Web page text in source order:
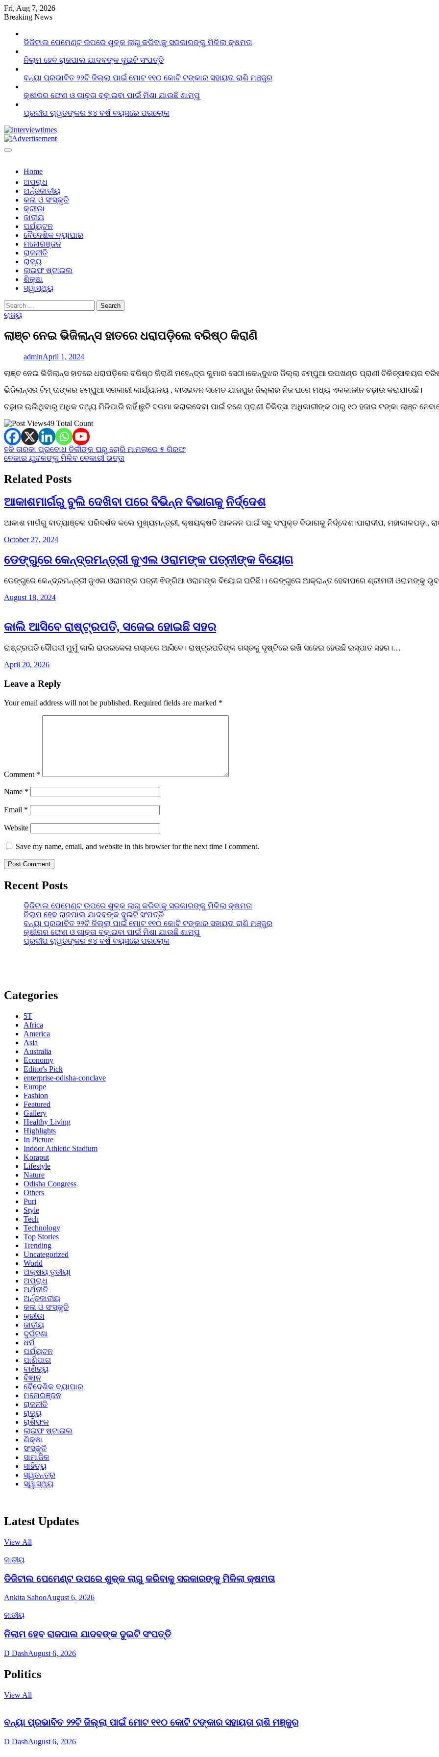
Skip
to
Fri, Aug 7, 2026
Breaking News
ଡିଜିଟାଲ ପେମେଣ୍ଟ ଉପରେ ଶୁଳ୍କ ଲାଗୁ କରିବାକୁ ସରକାରଙ୍କୁ ମିଳିଲା କ୍ଷମତା
ନିଲାମ ହେବ ରାଜପାଲ ଯାଦବଙ୍କ ଦୁଇଟି ସଂପତ୍ତି
ବନ୍ୟା ପ୍ରଭାବିତ ୨୨ଟି ଜିଲ୍ଲା ପାଇଁ ମୋଟ ୧୧୦ କୋଟି ଟଙ୍କାର ସହାୟତା ରାଶି ମଞ୍ଜୁର
କ୍ଷୀରର ଫେଣ ଓ ଗାଢ଼ତା ବଢ଼ାଇବା ପାଇଁ ମିଶା ଯାଉଛି ଶାମ୍ପୁ
ପ୍ରଦୀପ ରାୱତଙ୍କର ୭୪ ବର୍ଷ ବୟସରେ ପରଲୋକ
Home
ଅପରାଧ
ଅର୍ନ୍ତଜାତୀୟ
କଳା ଓ ସଂସ୍କୃତି
କ୍ରୀଡା
ଜାତୀୟ
ପର୍ଯ୍ୟଟନ
ବୈଦେଶିକ ବ୍ୟାପାର
ମନୋରଞ୍ଜନ
ରାଜନୀତି
ରାଜ୍ୟ
ଲାଇଫ ଷ୍ଟାଇଲ
ଶିକ୍ଷା
ସ୍ୱାସ୍ଥ୍ୟ
Search
for:
ରାଜ୍ୟ
ଲାଞ୍ଚ ନେଇ ଭିଜିଲାନ୍ସ ହାତରେ ଧରାପଡ଼ିଲେ ବରିଷ୍ଠ କିରାଣି
adminApril 1, 2024
ଲାଞ୍ଚ ନେଇ ଭିଜିଲାନ୍ସ ହାତରେ ଧରାପଡ଼ିଲେ ବରିଷ୍ଠ କିରାଣି ମହେନ୍ଦ୍ର କୁମାର ସେଠୀ।କେନ୍ଦୁଝର ଜିଲ୍ଲା ଚମ୍ପୁଆ ଉପଖଣ୍ଡ ପ୍ରାଣୀ ଚିକିତ୍ସାଳୟର
ଭିଜିଲାନ୍ସର ଟିମ୍ ତାଙ୍କର ଚମ୍ପୁଆ ସରକାରୀ କାର୍ଯ୍ୟାଳୟ , ବାସଭବନ ସମେତ ଯାଜପୁର ଜିଲ୍ଲାର ନିଜ ଘରେ ମଧ୍ୟ ଏକକାଳୀନ ଚଢ଼ାଉ କରାଯାଉଛି।
ଚଢ଼ାଉ ଚାଲିଥିବାରୁ ଅଧିକ ତଥ୍ୟ ମିଳିପାରି ନାହିଁ।ଛୁଟି ଦରମା କରାଇଦେବା ପାଇଁ ଜଣେ ପ୍ରାଣୀ ଚିକିତ୍ସା ଅଧିକାରୀଙ୍କ ଠାରୁ ୧୦ ହଜାର ଟଙ୍କା ଲାଞ୍ଚ
49 Total Count
Post
navigation
ହକି ତାରକା ପ୍ରବୋଧ ତିର୍କୀଙ୍କ ଘରୁ ଚୋରି ମାମଲାରେ ୫ ଗିରଫ
ବେକାର ଯୁବକଙ୍କୁ ମିଳିବ ବେକାରୀ ଭତ୍ତା
Related Posts
ଆକାଶମାର୍ଗରୁ ବୁଲି ଦେଖିବା ପରେ ବିଭିନ୍ନ ବିଭାଗକୁ ନିର୍ଦ୍ଦେଶ
ଆକାଶ ମାର୍ଗରୁ ବାତ୍ୟାଞ୍ଚଳ ପରିଦର୍ଶନ କଲେ ମୁଖ୍ୟମନ୍ତ୍ରୀ, କ୍ଷୟକ୍ଷତି ଆକଳନ ପାଇଁ ସବୁ ସଂପୃକ୍ତ ବିଭାଗକୁ ନିର୍ଦ୍ଦେଶ।ପାରାଦୀପ, ମହାକାଳପଡ଼ା,
October 27, 2024
ଡେଙ୍ଗୁରେ କେନ୍ଦ୍ରମନ୍ତ୍ରୀ ଜୁଏଲ ଓରାମଙ୍କ ପତ୍ନୀଙ୍କ ବିୟୋଗ
ଡେଙ୍ଗୁରେ କେନ୍ଦ୍ରମନ୍ତ୍ରୀ ଜୁଏଲ ଓରାମଙ୍କ ପତ୍ନୀ ଝିଙ୍ଗିଆ ଓରାମଙ୍କ ବିୟୋଗ ଘଟିଛି।। ଡେଙ୍ଗୁରେ ଆକ୍ରାନ୍ତ ହେବାପରେ ଶ୍ରୀମତୀ ଓରାମଙ୍କୁ
August 18, 2024
କାଲି ଆସିବେ ରାଷ୍ଟ୍ରପତି, ସଜେଇ ହୋଇଛି ସହର
ରାଷ୍ଟ୍ରପତି ଦୌପଦୀ ମୁର୍ମୁ କାଲି ରାଉରକେଲା ଗସ୍ତରେ ଆସିବେ। ରାଷ୍ଟ୍ରପତିଙ୍କ ଗସ୍ତକୁ ଦୃଷ୍ଟିରେ ରଖି ସଜେଇ ହେଉଛି ଇସ୍ପାତ ସହର।…
April 20, 2026
Leave a Reply
Your email address will not be published. Required fields are marked *
Comment *
Name *
Email *
Website
Save my name, email, and website in this browser for the next time I comment.
Recent Posts
ଡିଜିଟାଲ ପେମେଣ୍ଟ ଉପରେ ଶୁଳ୍କ ଲାଗୁ କରିବାକୁ ସରକାରଙ୍କୁ ମିଳିଲା କ୍ଷମତା
ନିଲାମ ହେବ ରାଜପାଲ ଯାଦବଙ୍କ ଦୁଇଟି ସଂପତ୍ତି
ବନ୍ୟା ପ୍ରଭାବିତ ୨୨ଟି ଜିଲ୍ଲା ପାଇଁ ମୋଟ ୧୧୦ କୋଟି ଟଙ୍କାର ସହାୟତା ରାଶି ମଞ୍ଜୁର
କ୍ଷୀରର ଫେଣ ଓ ଗାଢ଼ତା ବଢ଼ାଇବା ପାଇଁ ମିଶା ଯାଉଛି ଶାମ୍ପୁ
ପ୍ରଦୀପ ରାୱତଙ୍କର ୭୪ ବର୍ଷ ବୟସରେ ପରଲୋକ
Categories
5T
Africa
America
Asia
Australia
Economy
Editor's Pick
enterprise-odisha-conclave
Europe
Fashion
Featured
Gallery
Healthy Living
Highlights
In Picture
Indoor Athletic Stadium
Koraput
Lifestyle
Nature
Odisha Congress
Others
Puri
Style
Tech
Technology
Top Stories
Trending
Uncategorized
World
ଅକ୍ଷୟ ତୃତୀୟା
ଅପରାଧ
ଅର୍ଥନୀତି
ଅର୍ନ୍ତଜାତୀୟ
କଳା ଓ ସଂସ୍କୃତି
କ୍ରୀଡା
ଜାତୀୟ
ଦୁର୍ଘଟଣା
ଧର୍ମ
ପର୍ଯ୍ୟଟନ
ପାଣିପାଗ
ବାଣିଜ୍ୟ
ବିଜ୍ଞାନ
ବୈଦେଶିକ ବ୍ୟାପାର
ମନୋରଞ୍ଜନ
ରାଜନୀତି
ରାଜ୍ୟ
ରାଶିଫଳ
ଲାଇଫ ଷ୍ଟାଇଲ
ଶିକ୍ଷା
ସଂସ୍କୃତି
ସାମାଜିକ
ସାହିତ୍ୟ
ସ୍ୱତନ୍ତ୍ର
ସ୍ୱାସ୍ଥ୍ୟ
Latest Updates
View All
ଜାତୀୟ
ଡିଜିଟାଲ ପେମେଣ୍ଟ ଉପରେ ଶୁଳ୍କ ଲାଗୁ କରିବାକୁ ସରକାରଙ୍କୁ ମିଳିଲା କ୍ଷମତା
Ankita SahooAugust 6, 2026
ଜାତୀୟ
ନିଲାମ ହେବ ରାଜପାଲ ଯାଦବଙ୍କ ଦୁଇଟି ସଂପତ୍ତି
D DashAugust 6, 2026
Politics
View All
ବନ୍ୟା ପ୍ରଭାବିତ ୨୨ଟି ଜିଲ୍ଲା ପାଇଁ ମୋଟ ୧୧୦ କୋଟି ଟଙ୍କାର ସହାୟତା ରାଶି ମଞ୍ଜୁର
D DashAugust 6, 2026